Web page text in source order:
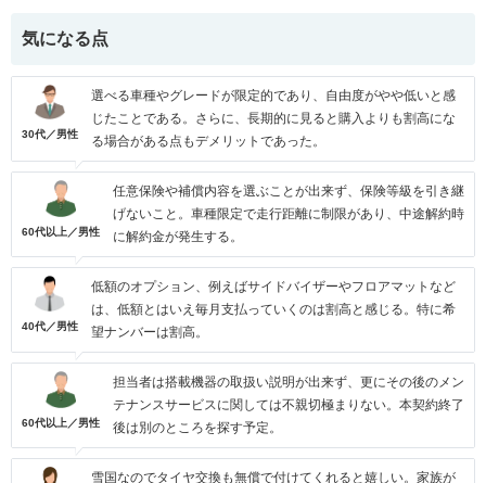
気になる点
30代／男性
選べる車種やグレードが限定的であり、自由度がやや低いと感
じたことである。さらに、長期的に見ると購入よりも割高にな
る場合がある点もデメリットであった。
60代以上／男性
任意保険や補償内容を選ぶことが出来ず、保険等級を引き継
げないこと。車種限定で走行距離に制限があり、中途解約時
に解約金が発生する。
40代／男性
低額のオプション、例えばサイドバイザーやフロアマットなど
は、低額とはいえ毎月支払っていくのは割高と感じる。特に希
望ナンバーは割高。
60代以上／男性
担当者は搭載機器の取扱い説明が出来ず、更にその後のメン
テナンスサービスに関しては不親切極まりない。本契約終了
後は別のところを探す予定。
雪国なのでタイヤ交換も無償で付けてくれると嬉しい。家族が